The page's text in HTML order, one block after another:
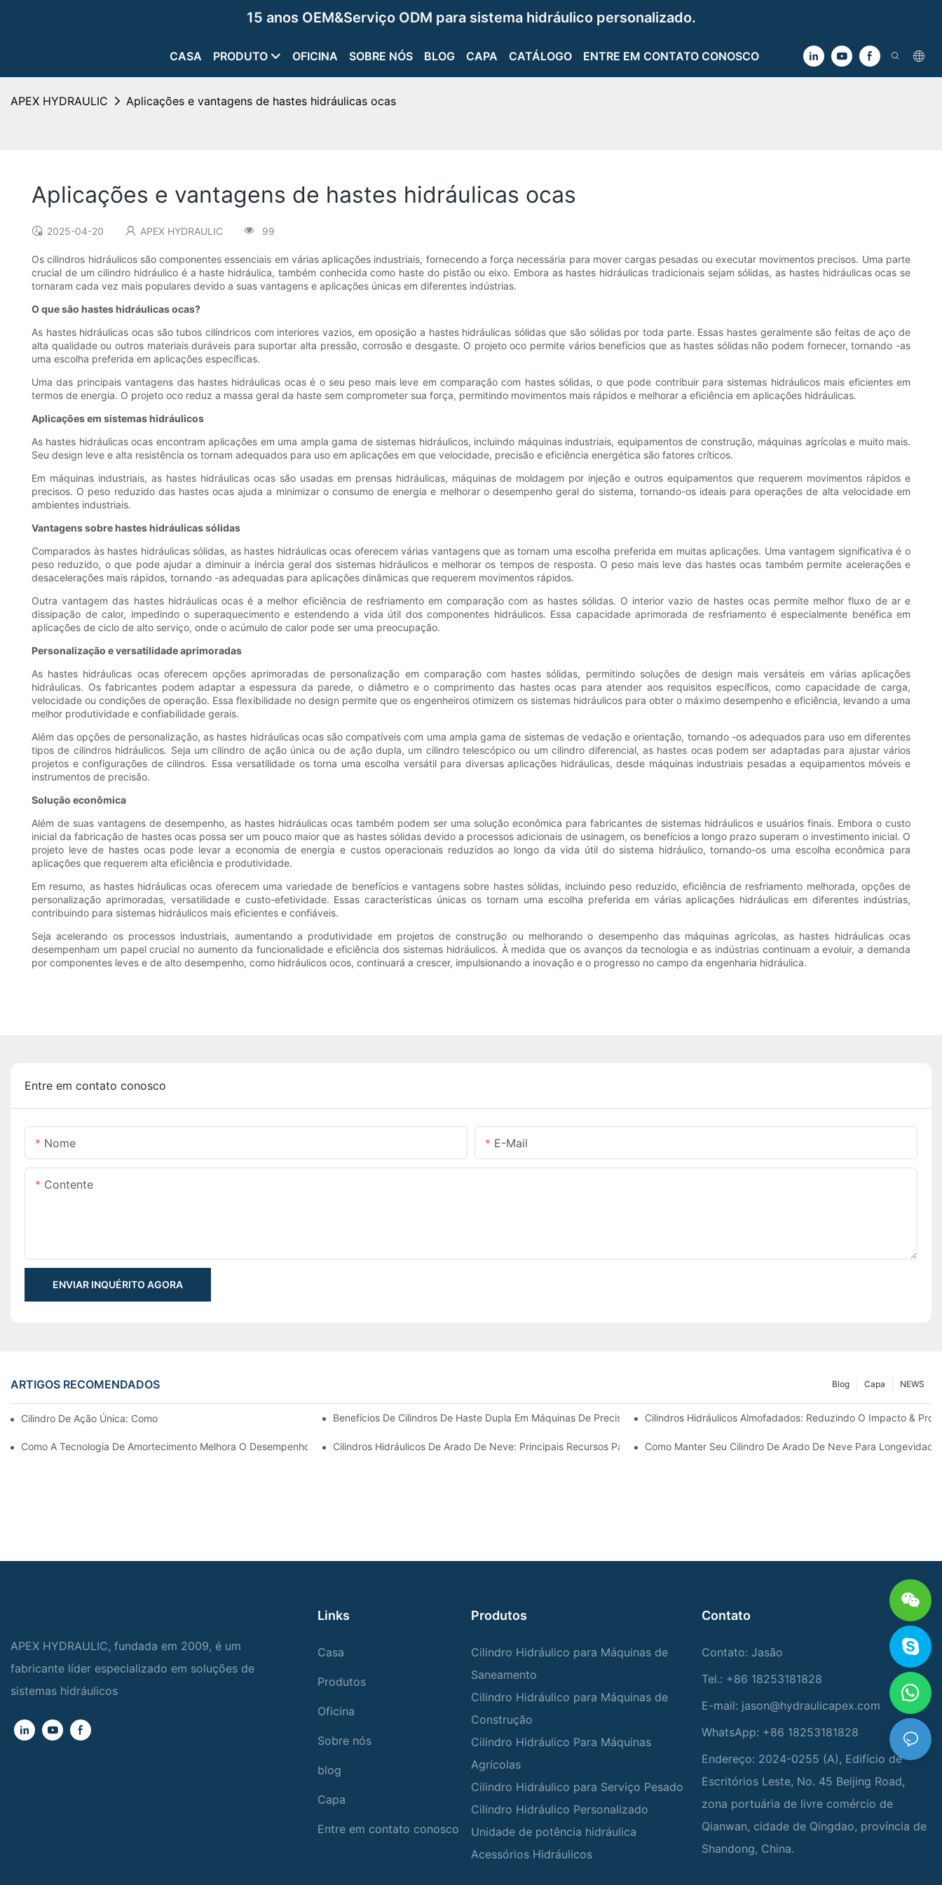
15 anos OEM&Serviço ODM para sistema hidráulico personalizado.
CASA PRODUTO OFICINA SOBRE NÓS BLOG CAPA CATÁLOGO ENTRE EM CONTATO CONOSCO
APEX HYDRAULIC Aplicações e vantagens de hastes hidráulicas ocas
Aplicações e vantagens de hastes hidráulicas ocas
2025-04-20 APEX HYDRAULIC 99
Os cilindros hidráulicos são componentes essenciais em várias aplicações industriais, fornecendo a força necessária para mover cargas pesadas ou executar movimentos precisos. Uma parte
crucial de um cilindro hidráulico é a haste hidráulica, também conhecida como haste do pistão ou eixo. Embora as hastes hidráulicas tradicionais sejam sólidas, as hastes hidráulicas ocas se
tornaram cada vez mais populares devido a suas vantagens e aplicações únicas em diferentes indústrias.
O que são hastes hidráulicas ocas?
As hastes hidráulicas ocas são tubos cilíndricos com interiores vazios, em oposição a hastes hidráulicas sólidas que são sólidas por toda parte. Essas hastes geralmente são feitas de aço de
alta qualidade ou outros materiais duráveis ​​para suportar alta pressão, corrosão e desgaste. O projeto oco permite vários benefícios que as hastes sólidas não podem fornecer, tornando -as
uma escolha preferida em aplicações específicas.
Uma das principais vantagens das hastes hidráulicas ocas é o seu peso mais leve em comparação com hastes sólidas, o que pode contribuir para sistemas hidráulicos mais eficientes em
termos de energia. O projeto oco reduz a massa geral da haste sem comprometer sua força, permitindo movimentos mais rápidos e melhorar a eficiência em aplicações hidráulicas.
Aplicações em sistemas hidráulicos
As hastes hidráulicas ocas encontram aplicações em uma ampla gama de sistemas hidráulicos, incluindo máquinas industriais, equipamentos de construção, máquinas agrícolas e muito mais.
Seu design leve e alta resistência os tornam adequados para uso em aplicações em que velocidade, precisão e eficiência energética são fatores críticos.
Em máquinas industriais, as hastes hidráulicas ocas são usadas em prensas hidráulicas, máquinas de moldagem por injeção e outros equipamentos que requerem movimentos rápidos e
precisos. O peso reduzido das hastes ocas ajuda a minimizar o consumo de energia e melhorar o desempenho geral do sistema, tornando-os ideais para operações de alta velocidade em
ambientes industriais.
Vantagens sobre hastes hidráulicas sólidas
Comparados às hastes hidráulicas sólidas, as hastes hidráulicas ocas oferecem várias vantagens que as tornam uma escolha preferida em muitas aplicações. Uma vantagem significativa é o
peso reduzido, o que pode ajudar a diminuir a inércia geral dos sistemas hidráulicos e melhorar os tempos de resposta. O peso mais leve das hastes ocas também permite acelerações e
desacelerações mais rápidos, tornando -as adequadas para aplicações dinâmicas que requerem movimentos rápidos.
Outra vantagem das hastes hidráulicas ocas é a melhor eficiência de resfriamento em comparação com as hastes sólidas. O interior vazio de hastes ocas permite melhor fluxo de ar e
dissipação de calor, impedindo o superaquecimento e estendendo a vida útil dos componentes hidráulicos. Essa capacidade aprimorada de resfriamento é especialmente benéfica em
aplicações de ciclo de alto serviço, onde o acúmulo de calor pode ser uma preocupação.
Personalização e versatilidade aprimoradas
As hastes hidráulicas ocas oferecem opções aprimoradas de personalização em comparação com hastes sólidas, permitindo soluções de design mais versáteis em várias aplicações
hidráulicas. Os fabricantes podem adaptar a espessura da parede, o diâmetro e o comprimento das hastes ocas para atender aos requisitos específicos, como capacidade de carga,
velocidade ou condições de operação. Essa flexibilidade no design permite que os engenheiros otimizem os sistemas hidráulicos para obter o máximo desempenho e eficiência, levando a uma
melhor produtividade e confiabilidade gerais.
Além das opções de personalização, as hastes hidráulicas ocas são compatíveis com uma ampla gama de sistemas de vedação e orientação, tornando -os adequados para uso em diferentes
tipos de cilindros hidráulicos. Seja um cilindro de ação única ou de ação dupla, um cilindro telescópico ou um cilindro diferencial, as hastes ocas podem ser adaptadas para ajustar vários
projetos e configurações de cilindros. Essa versatilidade os torna uma escolha versátil para diversas aplicações hidráulicas, desde máquinas industriais pesadas a equipamentos móveis e
instrumentos de precisão.
Solução econômica
Além de suas vantagens de desempenho, as hastes hidráulicas ocas também podem ser uma solução econômica para fabricantes de sistemas hidráulicos e usuários finais. Embora o custo
inicial da fabricação de hastes ocas possa ser um pouco maior que as hastes sólidas devido a processos adicionais de usinagem, os benefícios a longo prazo superam o investimento inicial. O
projeto leve de hastes ocas pode levar a economia de energia e custos operacionais reduzidos ao longo da vida útil do sistema hidráulico, tornando-os uma escolha econômica para
aplicações que requerem alta eficiência e produtividade.
Em resumo, as hastes hidráulicas ocas oferecem uma variedade de benefícios e vantagens sobre hastes sólidas, incluindo peso reduzido, eficiência de resfriamento melhorada, opções de
personalização aprimoradas, versatilidade e custo-efetividade. Essas características únicas os tornam uma escolha preferida em várias aplicações hidráulicas em diferentes indústrias,
contribuindo para sistemas hidráulicos mais eficientes e confiáveis.
Seja acelerando os processos industriais, aumentando a produtividade em projetos de construção ou melhorando o desempenho das máquinas agrícolas, as hastes hidráulicas ocas
desempenham um papel crucial no aumento da funcionalidade e eficiência dos sistemas hidráulicos. À medida que os avanços da tecnologia e as indústrias continuam a evoluir, a demanda
por componentes leves e de alto desempenho, como hidráulicos ocos, continuará a crescer, impulsionando a inovação e o progresso no campo da engenharia hidráulica.
Entre em contato conosco
Nome E-Mail
Contente
ENVIAR INQUÉRITO AGORA
ARTIGOS RECOMENDADOS NEWS
Capa
Blog
Cilindro De Ação Única: Como Funciona & Aplicações Comuns Benefícios De Cilindros De Haste Dupla Em Máquinas De Precisão Cilindros Hidráulicos Almofadados: Reduzindo O Impacto &
Como A Tecnologia De Amortecimento Melhora O Desempenho Do Cilindro HidráulicoCilindros Hidráulicos De Arado De Neve: Principais Recursos Para Condições Duras De InvernoComo Manter Seu Cilindro De Arado De Neve Para Longevidade
APEX HYDRAULIC, fundada em 2009, é um
fabricante líder especializado em soluções de
sistemas hidráulicos
Links
Casa
Produtos
Oficina
Sobre nós
blog
Capa
Entre em contato conosco
Produtos
Cilindro Hidráulico para Máquinas de
Saneamento
Cilindro Hidráulico para Máquinas de
Construção
Cilindro Hidráulico Para Máquinas
Agrícolas
Cilindro Hidráulico para Serviço Pesado
Cilindro Hidráulico Personalizado
Unidade de potência hidráulica
Acessórios Hidráulicos
Contato
Contato: Jasão
Tel.: +86 18253181828
E-mail: jason@hydraulicapex.com
WhatsApp: +86 18253181828
Endereço: 2024-0255 (A), Edifício de
Escritórios Leste, No. 45 Beijing Road,
zona portuária de livre comércio de
Qianwan, cidade de Qingdao, província de
Shandong, China.